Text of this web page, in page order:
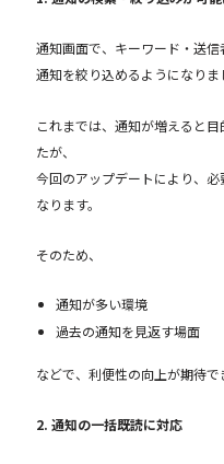
通知画面で、キーワード・送信
通知を絞り込めるようになりま
これまでは、通知が増えると
たが、
今回のアップデートにより、
なります。
そのため、
通知が多い環境
過去の通知を見返す場面
などで、利便性の向上が期待で
2. 通知の一括既読に対応